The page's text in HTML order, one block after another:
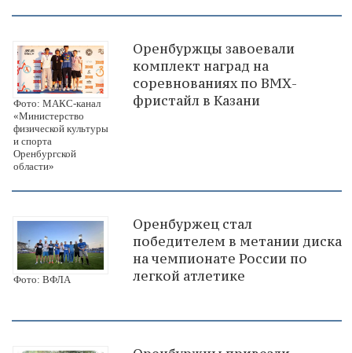
Фото: МАКС-канал
«Министерство
физической культуры
и спорта
Оренбургской
области»
Оренбуржцы завоевали
комплект наград на
соревнованиях по ВМХ-
фристайл в Казани
Фото: ВФЛА
Оренбуржец стал
победителем в метании диска
на чемпионате России по
легкой атлетике